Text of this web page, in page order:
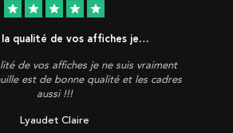
star star star star star
qualité de vos affiches je…
de vos affiches je ne suis vraiment
est de bonne qualité et les cadres
aussi !!!
Lyaudet Claire